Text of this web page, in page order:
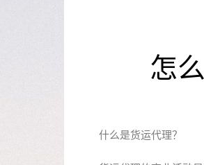
怎
什么是货运代理？